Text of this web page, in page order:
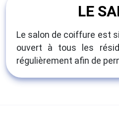
LE
Le salon de coiffure est
ouvert à tous les
régulièrement afin de